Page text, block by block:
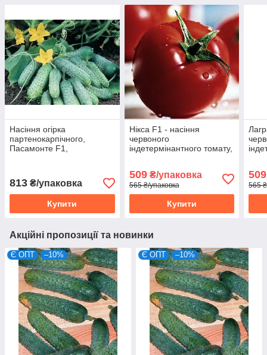
Насіння огірка
партенокарпічного,
Пасамонте F1,
813 ₴/упаковка
Купити
Нікса F1 - насіння
червоного
індетермінантного томату,
509₴/упаковка
565 ₴/упаковка
Купити
509
565
Акційні пропозиції та новинки
Є ОПТ –10% Є ОПТ –10%